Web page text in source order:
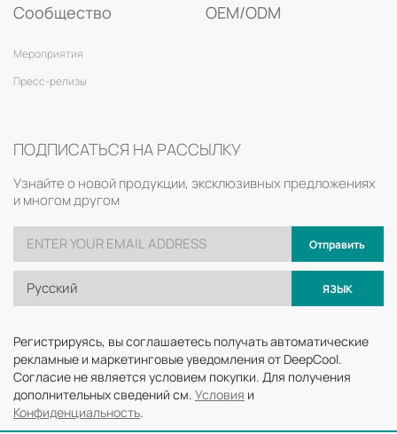
Сообщество
Мероприятия
Пресс-релизы
OEM/ODM
ПОДПИСАТЬСЯ НА РАССЫЛКУ
Узнайте о новой продукции, эксклюзивных предложениях
и многом другом
Отправить
Русский ЯЗЫК
Регистрируясь, вы соглашаетесь получать автоматические
рекламные и маркетинговые уведомления от DeepCool.
Согласие не является условием покупки. Для получения
дополнительных сведений см. Условия и
Конфиденциальность.